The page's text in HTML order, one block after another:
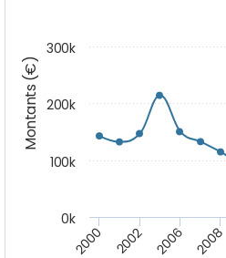
Montants (€)
2000 2002 2006 2008
0k
100k
200k
300k